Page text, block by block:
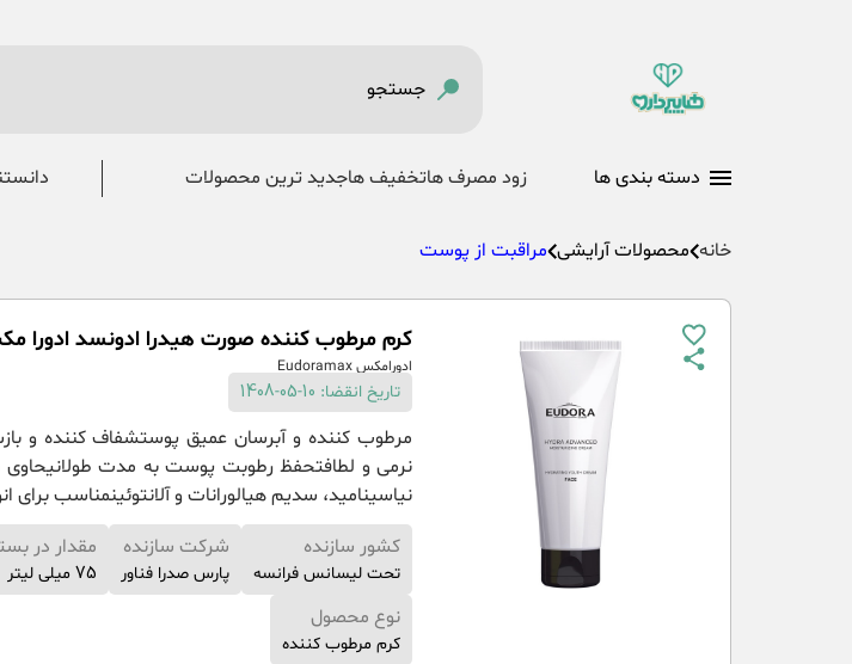
دسته بندی ها زود مصرف هاتخفیف هاجدید ترین محصولات
خانه محصولات آرایشی مراقبت از پوست
کرم مرطوب کننده صورت هیدرا ادونسد ادورا مکس 75 میلی
ادورامکس Eudoramax
تاریخ انقضا: 10-05-1408
مرطوب کننده و آبرسان عمیق پوستشفاف کننده و
نرمی و لطافتحفظ رطوبت پوست به مدت طولانیحاوی
نیاسینامید، سدیم هیالورانات و آلانتوئینمناسب برای
کشور سازنده
تحت لیسانس فرانسه
شرکت سازنده
پارس صدرا فناور
مقدار در
75 میلی لیتر
نوع محصول
کرم مرطوب کننده